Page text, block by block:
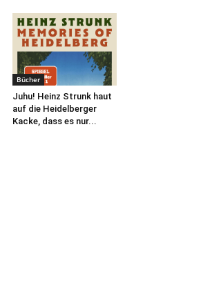
Bücher
Juhu! Heinz Strunk haut
auf die Heidelberger
Kacke, dass es nur...